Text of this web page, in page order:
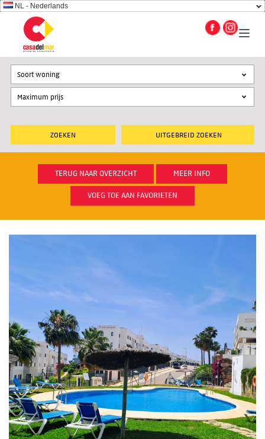
NL - Nederlands
UITGEBREID ZOEKEN
Soort woning
TERUG NAAR OVERZICHT MEER INFO
VOEG TOE AAN FAVORIETEN